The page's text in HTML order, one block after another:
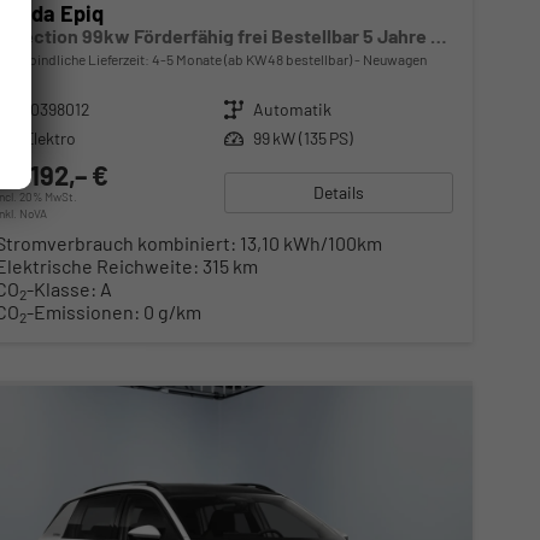
Skoda Epiq
Selection 99kw Förderfähig frei Bestellbar 5 Jahre Garantie
unverbindliche Lieferzeit: 4-5 Monate (ab KW48 bestellbar) Neuwagen
10398012 Getriebe Automatik
Elektro Leistung 99 kW (135 PS)
32.192,– €
incl. 20% MwSt.
NoVA
Details
kombiniert: 13,10 kWh/100km
Reichweite: 315 km
2-Klasse: A
2-Emissionen: 0 g/km